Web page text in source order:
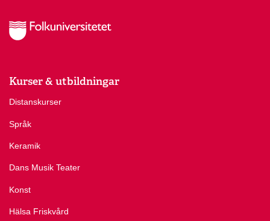
Kurser & utbildningar
Distanskurser
Språk
Keramik
Dans Musik Teater
Konst
Hälsa Friskvård